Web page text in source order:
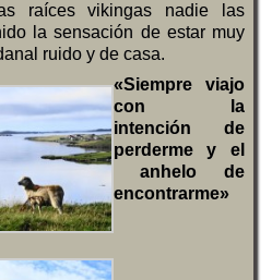
raíces vikingas nadie las
la sensación de estar muy
ruido y de casa.
«Siempre viajo
con la
intención de
perderme y el
anhelo de
encontrarme»